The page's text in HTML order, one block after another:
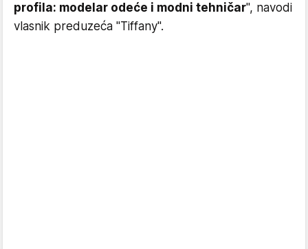
profila: modelar odeće i modni tehničar", navodi
vlasnik preduzeća "Tiffany".